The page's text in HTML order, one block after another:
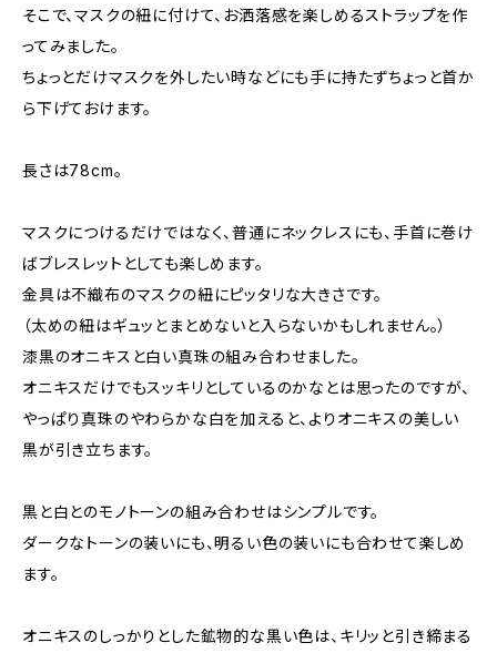
そこで、マスクの紐に付けて、お洒落感を楽しめるストラップを作
ってみました。
ちょっとだけマスクを外したい時などにも手に持たずちょっと首か
ら下げておけます。
長さは78cm。
マスクにつけるだけではなく、普通にネックレスにも、手首に巻け
ばブレスレットとしても楽しめます。
金具は不織布のマスクの紐にピッタリな大きさです。
（太めの紐はギュッとまとめないと入らないかもしれません。）
漆黒のオニキスと白い真珠の組み合わせました。
オニキスだけでもスッキリとしているのかなとは思ったのですが、
やっぱり真珠のやわらかな白を加えると、よりオニキスの美しい
黒が引き立ちます。
黒と白とのモノトーンの組み合わせはシンプルです。
ダークなトーンの装いにも、明るい色の装いにも合わせて楽しめ
ます。
オニキスのしっかりとした鉱物的な黒い色は、キリッと引き締まる